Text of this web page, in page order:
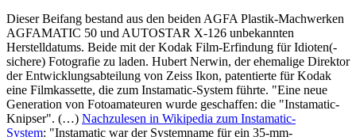
Dieser Beifang bestand aus den beiden AGFA Plastik-Machwerken
AGFAMATIC 50 und AUTOSTAR X-126 unbekannten
Herstelldatums. Beide mit der Kodak Film-Erfindung für Idioten(-
sichere) Fotografie zu laden. Hubert Nerwin, der ehemalige Direktor
der Entwicklungsabteilung von Zeiss Ikon, patentierte für Kodak
eine Filmkassette, die zum Instamatic-System führte. "Eine neue
Generation von Fotoamateuren wurde geschaffen: die "Instamatic-
Knipser". (…) Nachzulesen in Wikipedia zum Instamatic-
System: "Instamatic war der Systemname für ein 35-mm-